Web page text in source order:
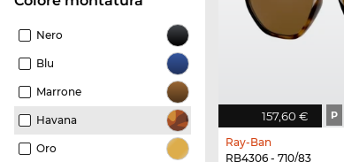
Nero
Blu
Marrone
Havana
Oro
157,60 € P
Ray-Ban
RB4306 - 710/83